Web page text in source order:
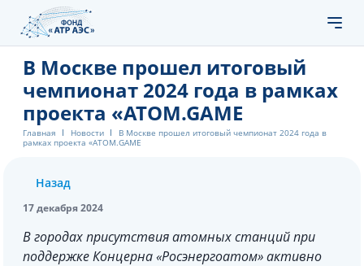
В Москве прошел итоговый
чемпионат 2024 года в рамках
проекта «ATOM.GAME
Главная Новости
В Москве прошел итоговый чемпионат 2024 года в
рамках проекта «ATOM.GAME
Назад
17 декабря 2024
В городах присутствия атомных станций при
поддержке Концерна «Росэнергоатом» активно